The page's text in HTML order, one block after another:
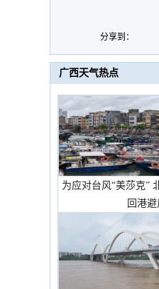
分享到：
广西天气热点
为应对台风“美莎克”
回港